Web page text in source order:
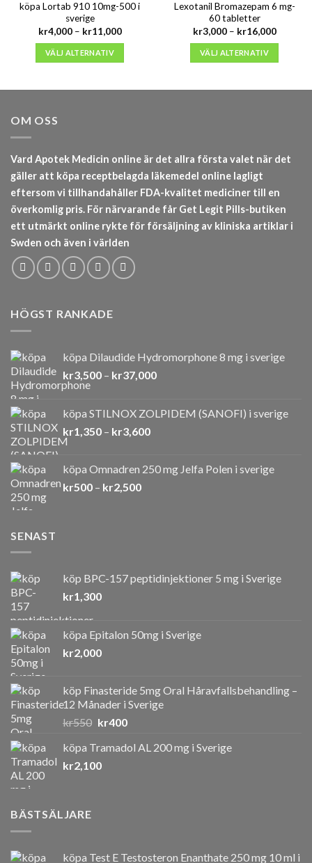
köpa Lortab 910 10mg-500 i
sverige
kr4,000 – kr11,000Prisintervall:
VÄLJ ALTERNATIV
Lexotanil Bromazepam 6 mg-
60 tabletter
kr3,000 – kr16,000
VÄLJ ALTERNATIV
OM OSS
Vard Apotek Medicin online är det allra första valet när det
gäller att köpa receptbelagda läkemedel online lagligt
eftersom vi tillhandahåller FDA-kvalitet mediciner till en
överkomlig pris. För närvarande får Get Legit Pills-butiken
ett utmärkt online rykte för försäljning av kliniska artiklar i
Swden och även i världen
HÖGST RANKADE
köpa Dilaudide Hydromorphone 8 mg i sverige
kr3,500 – kr37,000Prisintervall:
kr37,000
köpa STILNOX ZOLPIDEM (SANOFI) i sverige
kr1,350 – kr3,600Prisintervall:
kr3,600
köpa Omnadren 250 mg Jelfa Polen i sverige
kr500 – kr2,500Prisintervall:
SENAST
köp BPC-157 peptidinjektioner 5 mg i Sverige
kr1,300
köpa Epitalon 50mg i Sverige
kr2,000
köp Finasteride 5mg Oral Håravfallsbehandling –
12 Månader i Sverige
kr550 Det
priset
var:
kr400Det
priset
köpa Tramadol AL 200 mg i Sverige
kr2,100
BÄSTSÄLJARE
köpa Test E Testosteron Enanthate 250 mg 10 ml i